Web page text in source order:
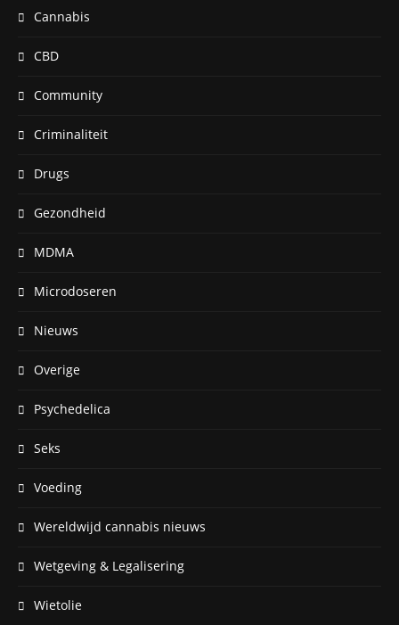
Cannabis
CBD
Community
Criminaliteit
Drugs
Gezondheid
MDMA
Microdoseren
Nieuws
Overige
Psychedelica
Seks
Voeding
Wereldwijd cannabis nieuws
Wetgeving & Legalisering
Wietolie